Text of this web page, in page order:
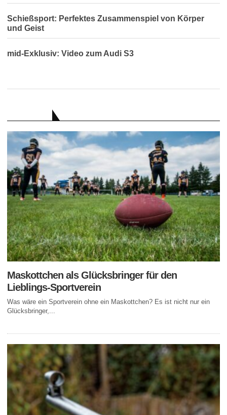
Schießsport: Perfektes Zusammenspiel von Körper
und Geist
mid-Exklusiv: Video zum Audi S3
Maskottchen als Glücksbringer für den
Lieblings-Sportverein
Was wäre ein Sportverein ohne ein Maskottchen? Es ist nicht nur ein
Glücksbringer,...